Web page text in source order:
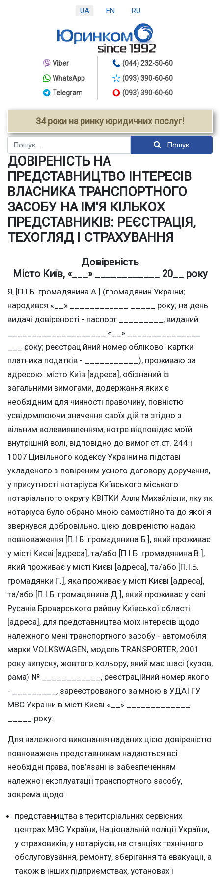
UA EN RU
Viber
WhatsApp
Telegram
(044) 232-50-60
(093) 390-60-60
(093) 390-60-60
34 роки на ринку юридичних послуг!
Пошук Пошук
ДОВІРЕНІСТЬ НА
ПРЕДСТАВНИЦТВО ІНТЕРЕСІВ
ВЛАСНИКА ТРАНСПОРТНОГО
ЗАСОБУ НА ІМ'Я КІЛЬКОХ
ПРЕДСТАВНИКІВ: РЕЄСТРАЦІЯ,
ТЕХОГЛЯД І СТРАХУВАННЯ
Довіреність
Місто Київ, «___» ____________ 20__ року
Я, [П.І.Б. громадянина А.] (громадянин України;
народився «__» ____________ _____ року; на день
видачі довіреності - паспорт _________, виданий
____________________ «__» _______________
___ року; реєстраційний номер облікової картки
платника податків - ___________), проживаю за
адресою: місто Київ [адреса], обізнаний із
загальними вимогами, додержання яких є
необхідним для чинності правочину, повністю
усвідомлюючи значення своїх дій та згідно з
вільним волевиявленням, котре відповідає моїй
внутрішній волі, відповідно до вимог ст.ст. 244 і
1007 Цивільного кодексу України на підставі
укладеного з повіреним усного договору доручення,
у присутності нотаріуса Київського міського
нотаріального округу КВІТКИ Алли Михайлівни, яку як
нотаріуса було обрано мною самостійно та до якої я
звернувся добровільно, цією довіреністю надаю
повноваження [П.І.Б. громадянина Б.], який проживає
у місті Києві [адреса], та/або [П.І.Б. громадянина В.],
який проживає у місті Києві [адреса], та/або [П.І.Б.
громадянки Г.], яка проживає у місті Києві [адреса],
та/або [П.І.Б. громадянина Д.], який проживає у селі
Русанів Броварського району Київської області
[адреса], для представництва моїх інтересів щодо
належного мені транспортного засобу - автомобіля
марки VOLKSWAGEN, модель TRANSPORTER, 2001
року випуску, жовтого кольору, який має шасі (кузов,
рама) № ____________, реєстраційний номер якого
- _________, зареєстрованого за мною в УДАІ ГУ
МВС України в місті Києві «__» _____________
_____ року.
Для належного виконання наданих цією довіреністю
повноважень представникам надаються всі
необхідні права, пов’язані із забезпеченням
належної експлуатації транспортного засобу,
зокрема щодо:
представництва в територіальних сервісних
центрах МВС України, Національній поліції України,
у страховиків, у нотаріусів, на станціях технічного
обслуговування, ремонту, зберігання та евакуації, а
також в інших підприємствах, установах і